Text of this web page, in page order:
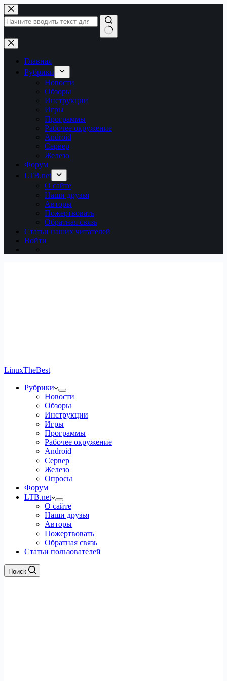
Перейти
к
сути
Ничего
не
найденоГлавная
Рубрики
Новости
Обзоры
Инструкции
Игры
Программы
Рабочее окружение
Android
Сервер
Железо
Форум
LTB.net
О сайте
Наши друзья
Авторы
Пожертвовать
Обратная связь
Статьи наших читателей
Войти
LinuxTheBest
Рубрики
Новости
Обзоры
Инструкции
Игры
Программы
Рабочее окружение
Android
Сервер
Железо
Опросы
Форум
LTB.net
О сайте
Наши друзья
Авторы
Пожертвовать
Обратная связь
Статьи пользователей
Поиск